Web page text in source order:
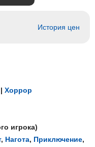
История цен
| Хоррор
игрока)
, Нагота, Приключение,